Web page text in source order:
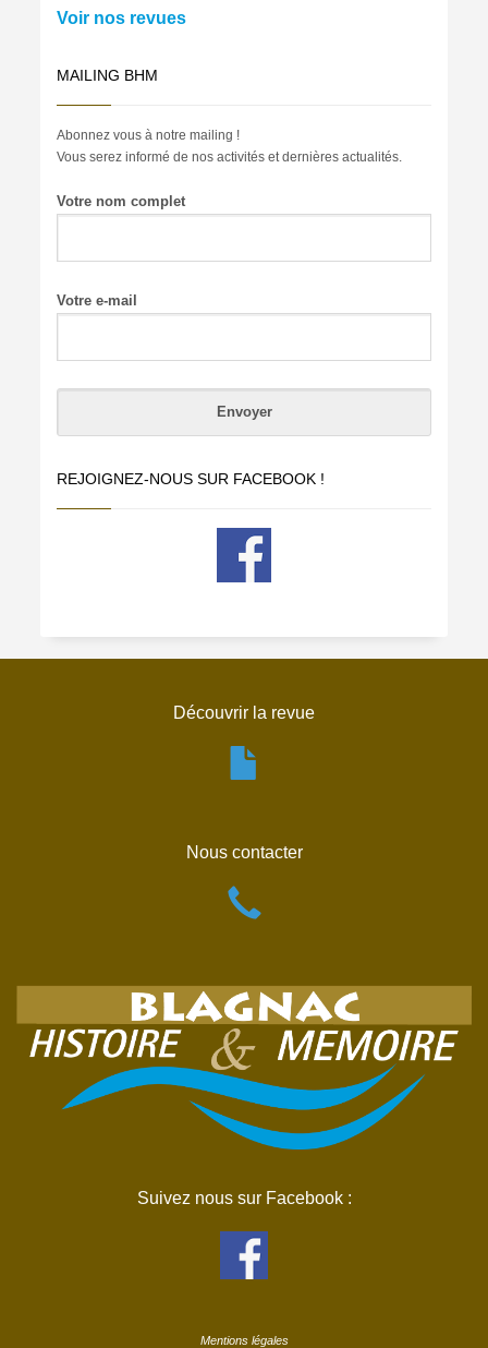
Voir nos revues
MAILING BHM
Abonnez vous à notre mailing !
Vous serez informé de nos activités et dernières actualités.
Votre nom complet
Votre e-mail
REJOIGNEZ-NOUS SUR FACEBOOK !
Découvrir la revue
Nous contacter
Suivez nous sur Facebook :
Mentions légales